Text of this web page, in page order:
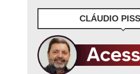
CLÁUDIO